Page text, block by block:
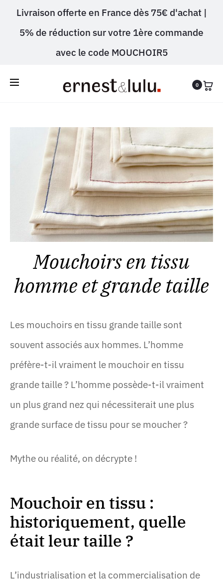
Livraison offerte en France dès 75€ d'achat |
5% de réduction sur votre 1ère commande
avec le code MOUCHOIR5
0
Mouchoirs en tissu
homme et grande taille
Les mouchoirs en tissu grande taille sont
souvent associés aux hommes. L’homme
préfère-t-il vraiment le mouchoir en tissu
grande taille ? L’homme possède-t-il vraiment
un plus grand nez qui nécessiterait une plus
grande surface de tissu pour se moucher ?
Mythe ou réalité, on décrypte !
Mouchoir en tissu :
historiquement, quelle
était leur taille ?
L’industrialisation et la commercialisation de